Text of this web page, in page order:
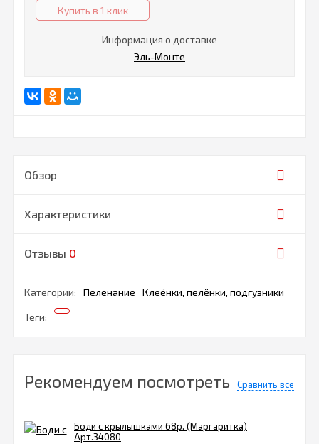
Купить в 1 клик
Информация о доставке
Эль-Монте
Обзор
Характеристики
Отзывы 0
Категории: Пеленание Клеёнки, пелёнки, подгузники
Теги:
Рекомендуем посмотреть Сравнить все
Боди с крылышками 68р. (Маргаритка)
Арт.34080